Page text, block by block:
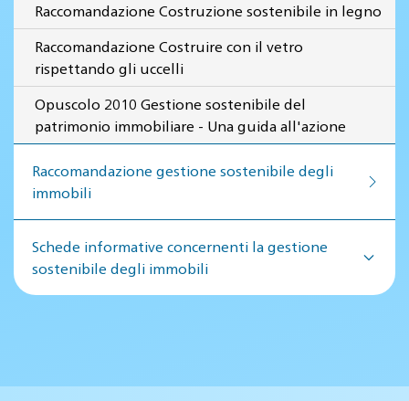
Raccomandazione Costruzione sostenibile in legno
Raccomandazione Costruire con il vetro
rispettando gli uccelli
Opuscolo 2010 Gestione sostenibile del
patrimonio immobiliare - Una guida all'azione
Raccomandazione gestione so­ste­ni­bi­le de­gli
im­mo­bi­li
Schede informative concernenti la gestione
sostenibile degli immobili